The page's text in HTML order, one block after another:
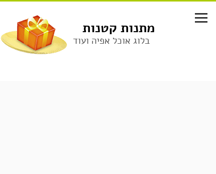
לתוכן
מתנות קטנות
בלוג אוכל אפיה ועוד